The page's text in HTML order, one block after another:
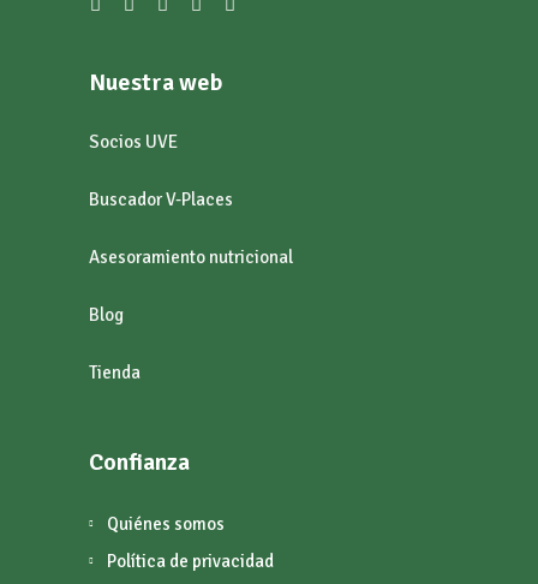
Nuestra web
Socios UVE
Buscador V-Places
Asesoramiento nutricional
Blog
Tienda
Confianza
Quiénes somos
Política de privacidad